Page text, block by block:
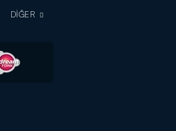
DİĞER